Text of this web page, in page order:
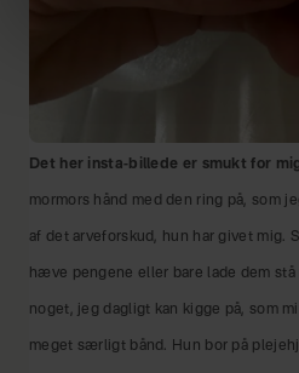
Det her insta-billede er smukt for
mormors hånd med den ring på, som
af det arveforskud, hun har givet mig.
hæve pengene eller bare lade dem
noget, jeg dagligt kan kigge på, som
meget særligt bånd. Hun bor på